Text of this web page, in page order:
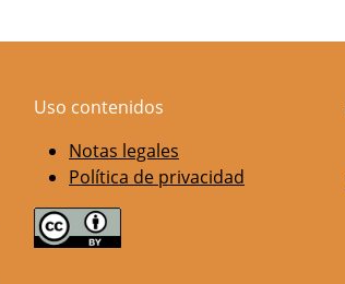
Uso contenidos
Notas legales
Política de privacidad